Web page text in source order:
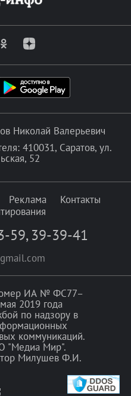
Николай Валерьевич
410031, Саратов, ул.
52
Реклама
Контакты
59, 39-39-41
ИА № ФС77–
2019 года
по надзору в
коммуникаций.
"Медиа Мир".
Милушев Ф.И.